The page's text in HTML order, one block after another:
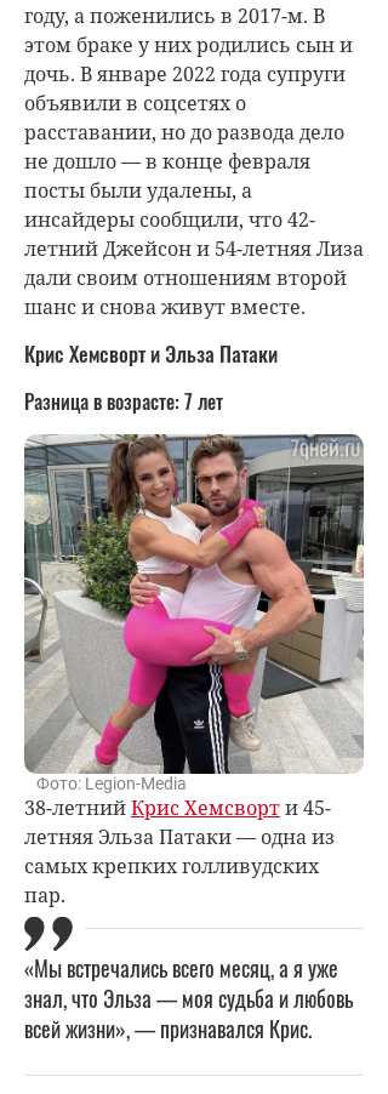
году, а поженились в 2017-м. В
этом браке у них родились сын и
дочь. В январе 2022 года супруги
объявили в соцсетях о
расставании, но до развода дело
не дошло — в конце февраля
посты были удалены, а
инсайдеры сообщили, что 42-
летний Джейсон и 54-летняя Лиза
дали своим отношениям второй
шанс и снова живут вместе.
Крис Хемсворт и Эльза Патаки
Разница в возрасте: 7 лет
Фото: Legion-Media
38-летнийКрис Хемсворти 45-
летняя Эльза Патаки — одна из
самых крепких голливудских
пар.
«Мы встречались всего месяц, а я уже
знал, что Эльза — моя судьба и любовь
всей жизни», — признавался Крис.